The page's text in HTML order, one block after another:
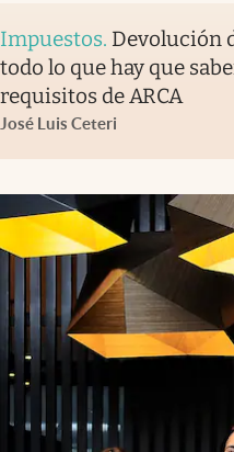
Impuestos. Devolución
todo lo que hay que
requisitos de ARCA
José Luis Ceteri